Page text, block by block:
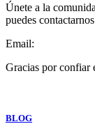
Únete a la
puedes
Email:
Gracias por confiar
BLOG